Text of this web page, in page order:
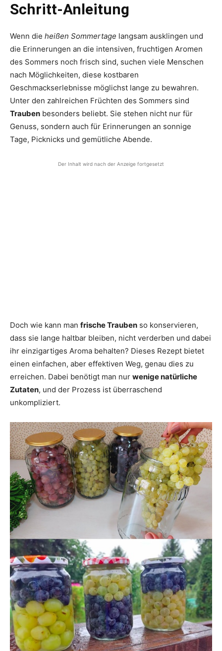
Schritt-Anleitung
Wenn die heißen Sommertage langsam ausklingen und
die Erinnerungen an die intensiven, fruchtigen Aromen
des Sommers noch frisch sind, suchen viele Menschen
nach Möglichkeiten, diese kostbaren
Geschmackserlebnisse möglichst lange zu bewahren.
Unter den zahlreichen Früchten des Sommers sind
Trauben besonders beliebt. Sie stehen nicht nur für
Genuss, sondern auch für Erinnerungen an sonnige
Tage, Picknicks und gemütliche Abende.
Der Inhalt wird nach der Anzeige fortgesetzt
Doch wie kann man frische Trauben so konservieren,
dass sie lange haltbar bleiben, nicht verderben und dabei
ihr einzigartiges Aroma behalten? Dieses Rezept bietet
einen einfachen, aber effektiven Weg, genau dies zu
erreichen. Dabei benötigt man nur wenige natürliche
Zutaten, und der Prozess ist überraschend
unkompliziert.